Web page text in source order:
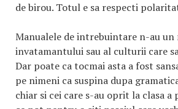
de birou. Totul e sa respecti
Manualele de intrebuintare n-au
invatamantului sau al culturii care
Dar poate ca tocmai asta a fost
pe nimeni ca suspina dupa
chiar si cei care s-au oprit la clasa